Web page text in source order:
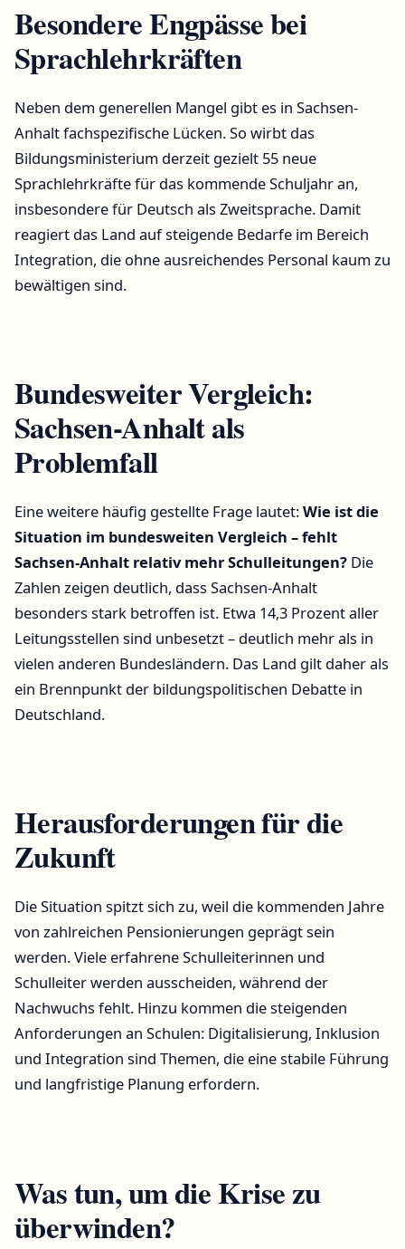
Besondere Engpässe bei
Sprachlehrkräften
Neben dem generellen Mangel gibt es in Sachsen-
Anhalt fachspezifische Lücken. So wirbt das
Bildungsministerium derzeit gezielt 55 neue
Sprachlehrkräfte für das kommende Schuljahr an,
insbesondere für Deutsch als Zweitsprache. Damit
reagiert das Land auf steigende Bedarfe im Bereich
Integration, die ohne ausreichendes Personal kaum zu
bewältigen sind.
Bundesweiter Vergleich:
Sachsen-Anhalt als
Problemfall
Eine weitere häufig gestellte Frage lautet:Wie ist die
Situation im bundesweiten Vergleich – fehlt
Sachsen-Anhalt relativ mehr Schulleitungen? Die
Zahlen zeigen deutlich, dass Sachsen-Anhalt
besonders stark betroffen ist. Etwa 14,3 Prozent aller
Leitungsstellen sind unbesetzt – deutlich mehr als in
vielen anderen Bundesländern. Das Land gilt daher als
ein Brennpunkt der bildungspolitischen Debatte in
Deutschland.
Herausforderungen für die
Zukunft
Die Situation spitzt sich zu, weil die kommenden Jahre
von zahlreichen Pensionierungen geprägt sein
werden. Viele erfahrene Schulleiterinnen und
Schulleiter werden ausscheiden, während der
Nachwuchs fehlt. Hinzu kommen die steigenden
Anforderungen an Schulen: Digitalisierung, Inklusion
und Integration sind Themen, die eine stabile Führung
und langfristige Planung erfordern.
Was tun, um die Krise zu
überwinden?